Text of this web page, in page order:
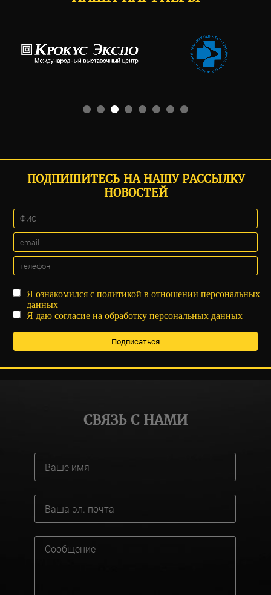
ПОДПИШИТЕСЬ НА НАШУ РАССЫЛКУ
НОВОСТЕЙ
Я ознакомился сполитикой в отношении персональных
данных
Я даюсогласие на обработку персональных данных
СВЯЗЬ С НАМИ